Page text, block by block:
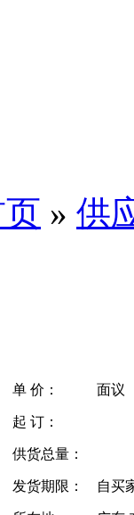
» 供
单 价： 面议
起 订：
供货总量：
发货期限： 自买